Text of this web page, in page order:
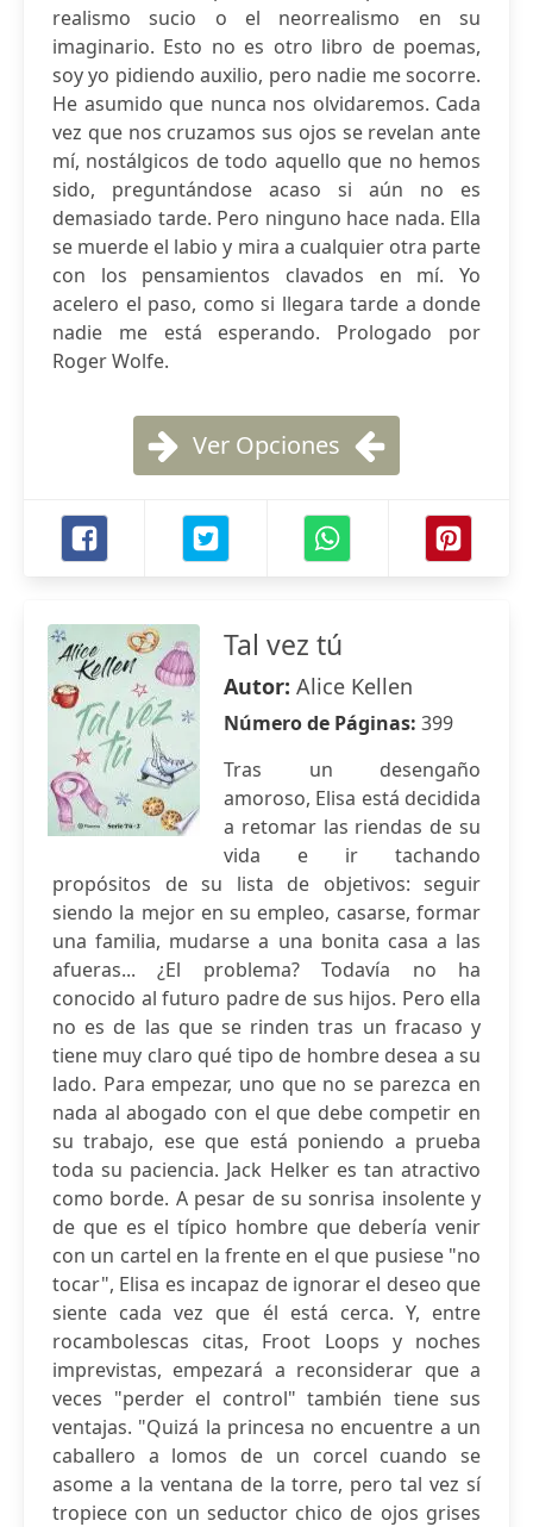
realismo sucio o el neorrealismo en su
imaginario. Esto no es otro libro de poemas,
soy yo pidiendo auxilio, pero nadie me socorre.
He asumido que nunca nos olvidaremos. Cada
vez que nos cruzamos sus ojos se revelan ante
mí, nostálgicos de todo aquello que no hemos
sido, preguntándose acaso si aún no es
demasiado tarde. Pero ninguno hace nada. Ella
se muerde el labio y mira a cualquier otra parte
con los pensamientos clavados en mí. Yo
acelero el paso, como si llegara tarde a donde
nadie me está esperando. Prologado por
Roger Wolfe.
Ver Opciones
Tal vez tú
Autor: Alice Kellen
Número de Páginas: 399
Tras un desengaño
amoroso, Elisa está decidida
a retomar las riendas de su
vida e ir tachando
propósitos de su lista de objetivos: seguir
siendo la mejor en su empleo, casarse, formar
una familia, mudarse a una bonita casa a las
afueras... ¿El problema? Todavía no ha
conocido al futuro padre de sus hijos. Pero ella
no es de las que se rinden tras un fracaso y
tiene muy claro qué tipo de hombre desea a su
lado. Para empezar, uno que no se parezca en
nada al abogado con el que debe competir en
su trabajo, ese que está poniendo a prueba
toda su paciencia. Jack Helker es tan atractivo
como borde. A pesar de su sonrisa insolente y
de que es el típico hombre que debería venir
con un cartel en la frente en el que pusiese "no
tocar", Elisa es incapaz de ignorar el deseo que
siente cada vez que él está cerca. Y, entre
rocambolescas citas, Froot Loops y noches
imprevistas, empezará a reconsiderar que a
veces "perder el control" también tiene sus
ventajas. "Quizá la princesa no encuentre a un
caballero a lomos de un corcel cuando se
asome a la ventana de la torre, pero tal vez sí
tropiece con un seductor chico de ojos grises